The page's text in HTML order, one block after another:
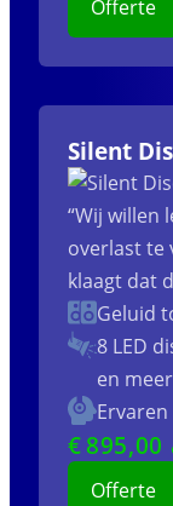
Offerte
Silent
“Wij willen
overlast te
klaagt dat
Geluid
8 LED
en
€895,00
Offerte